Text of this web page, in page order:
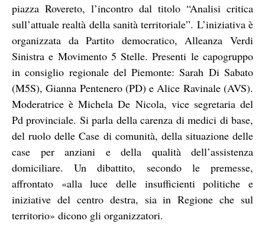
piazza Rovereto, l’incontro dal titolo “Analisi critica
sull’attuale realtà della sanità territoriale”. L’iniziativa è
organizzata da Partito democratico, Alleanza Verdi
Sinistra e Movimento 5 Stelle. Presenti le capogruppo
in consiglio regionale del Piemonte: Sarah Di Sabato
(M5S), Gianna Pentenero (PD) e Alice Ravinale (AVS).
Moderatrice è Michela De Nicola, vice segretaria del
Pd provinciale. Si parla della carenza di medici di base,
del ruolo delle Case di comunità, della situazione delle
case per anziani e della qualità dell’assistenza
domiciliare. Un dibattito, secondo le premesse,
affrontato «alla luce delle insufficienti politiche e
iniziative del centro destra, sia in Regione che sul
territorio» dicono gli organizzatori.